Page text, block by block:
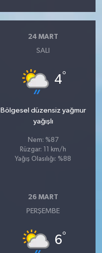
24 MART
SALI
4°
Bölgesel düzensiz yağmur
yağışlı
Nem: %87
Rüzgar: 11 km/h
Yağış Olasılığı: %88
26 MART
PERŞEMBE
6°